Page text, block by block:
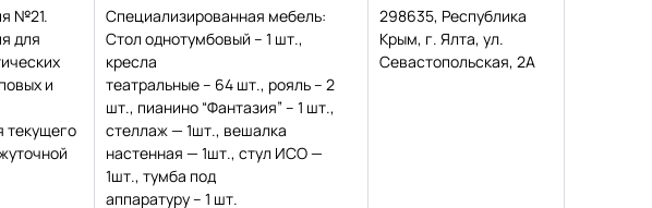
№21.
для
и
текущего
Специализированная мебель:
Стол однотумбовый – 1 шт.,
кресла
театральные – 64 шт., рояль – 2
шт., пианино “Фантазия” – 1 шт.,
стеллаж — 1шт., вешалка
настенная — 1шт., стул ИСО —
1шт., тумба под
аппаратуру – 1 шт.
298635, Республика
Крым, г. Ялта, ул.
Севастопольская, 2А